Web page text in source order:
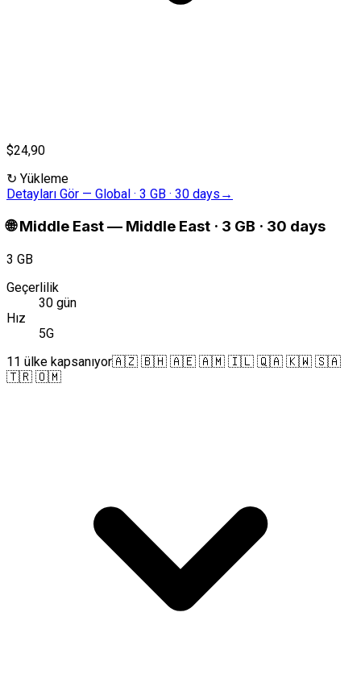
$24,90
↻ Yükleme
Detayları Gör — Global · 3 GB · 30 days →
🌐 Middle East— Middle East · 3 GB · 30 days
3 GB
Geçerlilik
30 gün
Hız
5G
11 ülke kapsanıyor🇦🇿 🇧🇭 🇦🇪 🇦🇲 🇮🇱 🇶🇦 🇰🇼 🇸🇦
🇹🇷 🇴🇲